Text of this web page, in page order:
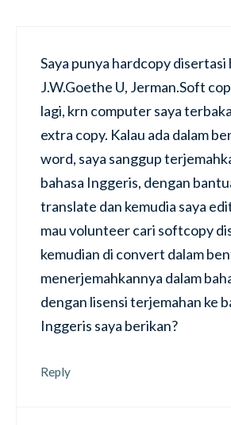
Saya punya hardcopy disertasi
J.W.Goethe U, Jerman.Soft
lagi, krn computer saya
extra copy. Kalau ada dalam
word, saya sanggup
bahasa Inggeris, dengan
translate dan kemudia saya
mau volunteer cari softcopy
kemudian di convert dalam
menerjemahkannya dalam
dengan lisensi terjemahan ke
Inggeris saya berikan?
Reply